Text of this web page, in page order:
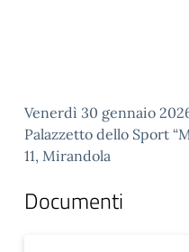
Venerdì 30 gennaio
Palazzetto dello Sport
11, Mirandola
Documenti